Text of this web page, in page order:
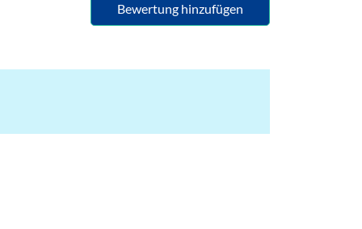
Bewertung hinzufügen